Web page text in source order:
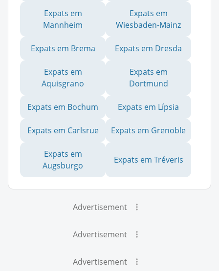
Expats em
Mannheim
Expats em
Wiesbaden-Mainz
Expats em Brema Expats em Dresda
Expats em
Aquisgrano
Expats em
Dortmund
Expats em Bochum Expats em Lípsia
Expats em Carlsrue Expats em Grenoble
Expats em
Augsburgo
Expats em Tréveris
Advertisement
Advertisement
Advertisement